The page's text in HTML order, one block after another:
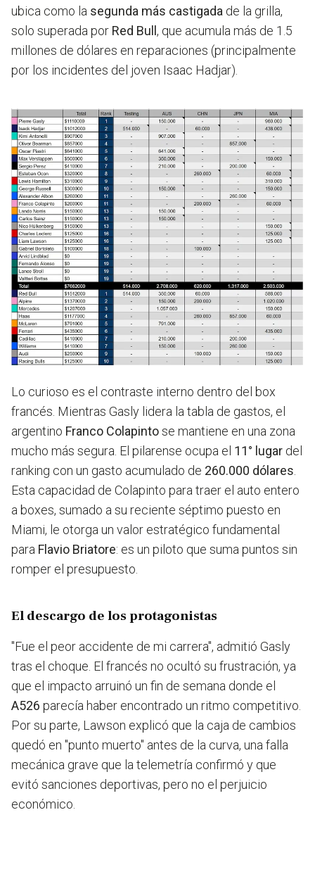
ubica como la segunda más castigada de la grilla,
solo superada por Red Bull , que acumula más de 1.5
millones de dólares en reparaciones (principalmente
por los incidentes del joven Isaac Hadjar).
Lo curioso es el contraste interno dentro del box
francés. Mientras Gasly lidera la tabla de gastos, el
argentino Franco Colapintose mantiene en una zona
mucho más segura. El pilarense ocupa el 11° lugar del
ranking con un gasto acumulado de 260.000 dólares
Esta capacidad de Colapinto para traer el auto entero
a boxes, sumado a su reciente séptimo puesto en
Miami, le otorga un valor estratégico fundamental
para Flavio Briatore: es un piloto que suma puntos sin
romper el presupuesto.
El descargo de los protagonistas
"Fue el peor accidente de mi carrera", admitió Gasly
tras el choque. El francés no ocultó su frustración, ya
que el impacto arruinó un fin de semana donde el
A526 parecía haber encontrado un ritmo competitivo.
Por su parte, Lawson explicó que la caja de cambios
quedó en "punto muerto" antes de la curva, una falla
mecánica grave que la telemetría confirmó y que
evitó sanciones deportivas, pero no el perjuicio
económico.